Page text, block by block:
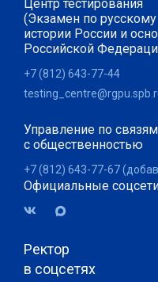
Центр тестирования
(Экзамен по
истории России и
Российской
+7 (812) 643-77-44
Управление по связям
с общественностью
+7 (812) 643-77-67
Официальные
Ректор
в соцсетях